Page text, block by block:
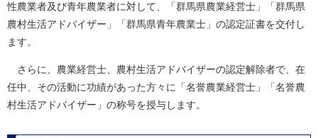
性農業者及び青年農業者に対して、「群馬県農業経営士」「群馬県
農村生活アドバイザー」「群馬県青年農業士」の認定証書を交付し
ます。
さらに、農業経営士、農村生活アドバイザーの認定解除者で、在
任中、その活動に功績があった方々に「名誉農業経営士」「名誉農
村生活アドバイザー」の称号を授与します。